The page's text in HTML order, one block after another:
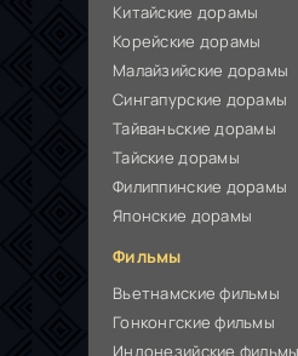
Китайские дорамы
Корейские дорамы
Малайзийские дорамы
Сингапурские дорамы
Тайваньские дорамы
Тайские дорамы
Филиппинские дорамы
Японские дорамы
Фильмы
Вьетнамские фильмы
Гонконгские фильмы
Индонезийские фильмы